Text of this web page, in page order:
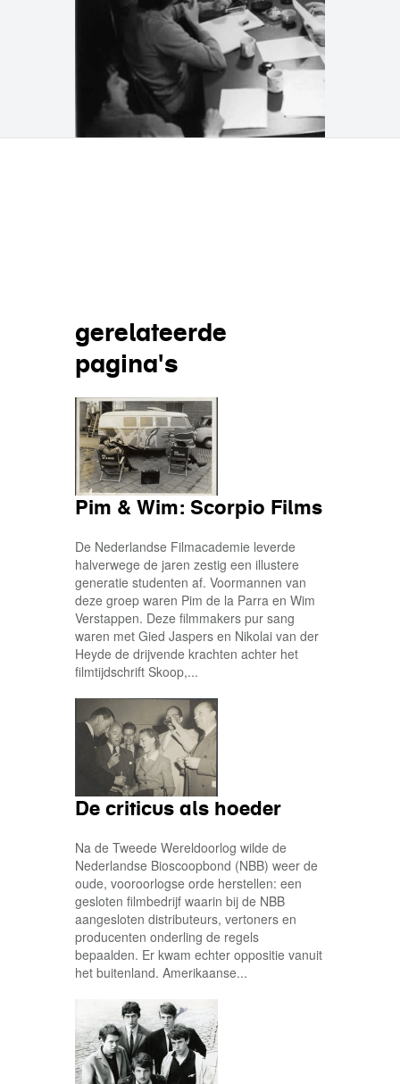
gerelateerde
pagina's
Pim & Wim: Scorpio Films
De Nederlandse Filmacademie leverde
halverwege de jaren zestig een illustere
generatie studenten af. Voormannen van
deze groep waren Pim de la Parra en Wim
Verstappen. Deze filmmakers pur sang
waren met Gied Jaspers en Nikolai van der
Heyde de drijvende krachten achter het
filmtijdschrift Skoop,...
De criticus als hoeder
Na de Tweede Wereldoorlog wilde de
Nederlandse Bioscoopbond (NBB) weer de
oude, vooroorlogse orde herstellen: een
gesloten filmbedrijf waarin bij de NBB
aangesloten distributeurs, vertoners en
producenten onderling de regels
bepaalden. Er kwam echter oppositie vanuit
het buitenland. Amerikaanse...